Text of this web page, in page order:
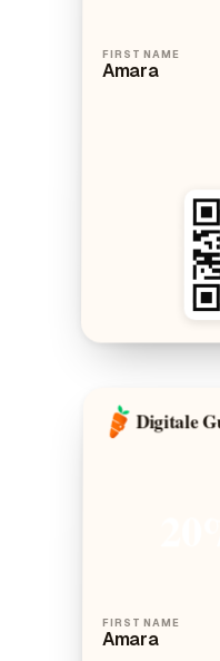
FIRST NAME
Amara
Digitale
FIRST NAME
Amara